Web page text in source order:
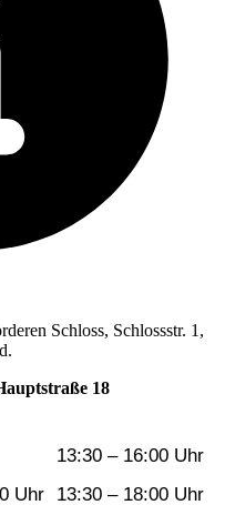
Schloss, Schlossstr. 1,
18
13:30 – 16:00 Uhr
Uhr 13:30 – 18:00 Uhr